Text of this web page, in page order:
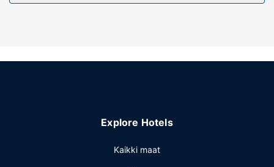
Explore Hotels
Kaikki maat